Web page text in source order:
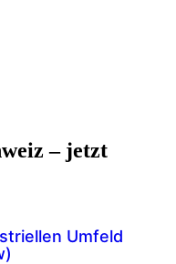
– jetzt
Umfeld